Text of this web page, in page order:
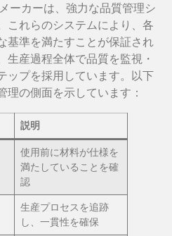
ーカーは、強力な品質管理シ
これらのシステムにより、各
基準を満たすことが保証され
生産過程全体で品質を監視・
ップを採用しています。以下
の側面を示しています：
説明
使用前に材料が仕様を
満たしていることを確
認
生産プロセスを追跡
し、一貫性を確保